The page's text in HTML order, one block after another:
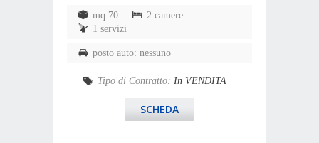
mq 70
2 camere
1 servizi
posto auto: nessuno
Tipo di Contratto: In VENDITA
SCHEDA